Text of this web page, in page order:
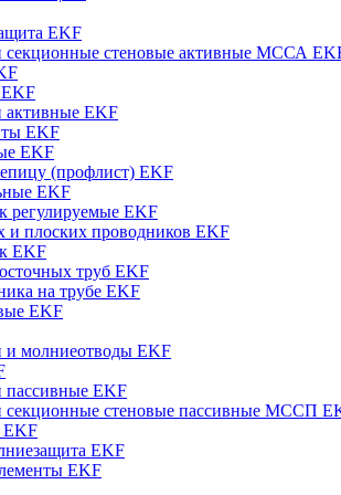
EKF
стеновые активные МССА
EKF
EKF
EKF
(профлист) EKF
EKF
регулируемые EKF
и плоских проводников EKF
EKF
труб EKF
на трубе EKF
EKF
молниеотводы EKF
EKF
стеновые пассивные МССП
EKF
EKF